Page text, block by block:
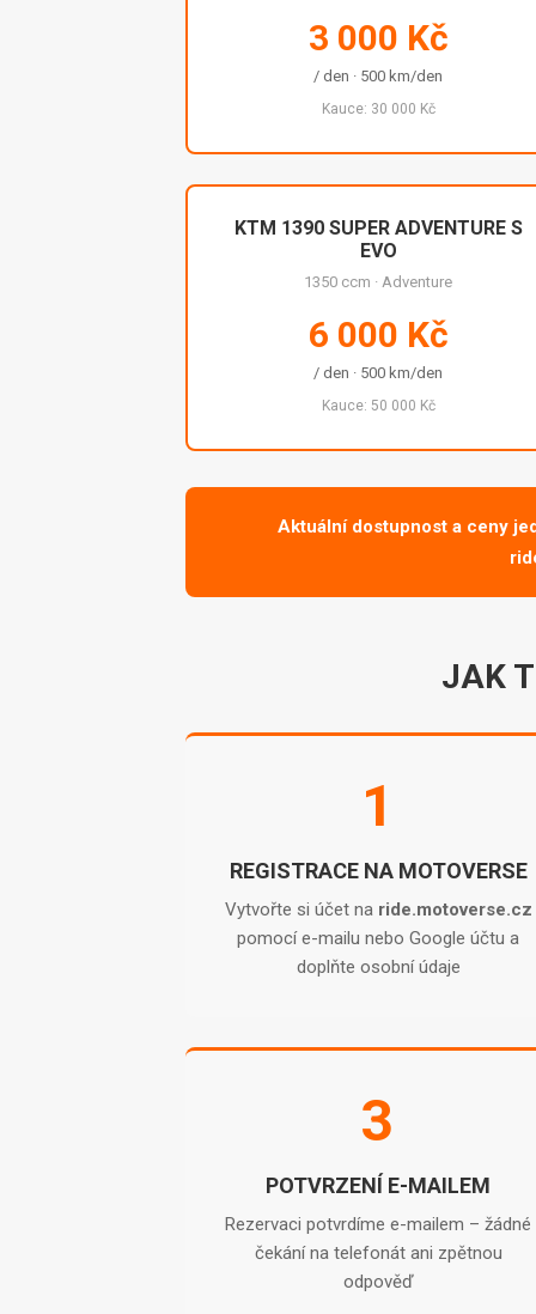
3 000 Kč
/ den · 500 km/den
Kauce: 30 000 Kč
KTM 1390 SUPER ADVENTURE S
EVO
1350 ccm · Adventure
6 000 Kč
/ den · 500 km/den
Kauce: 50 000 Kč
Aktuální dostupnost a ceny
JAK
1
REGISTRACE NA MOTOVERSE
Vytvořte si účet na ride.motoverse.cz
pomocí e-mailu nebo Google účtu a
doplňte osobní údaje
3
POTVRZENÍ E-MAILEM
Rezervaci potvrdíme e-mailem – žádné
čekání na telefonát ani zpětnou
odpověď